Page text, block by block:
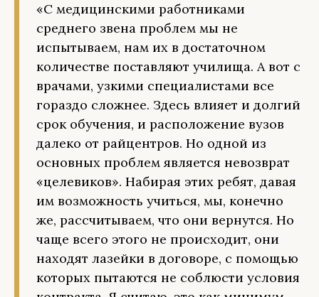
«С медицинскими работниками
среднего звена проблем мы не
испытываем, нам их в достаточном
количестве поставляют училища. А вот с
врачами, узкими специалистами все
гораздо сложнее. Здесь влияет и долгий
срок обучения, и расположение вузов
далеко от райцентров. Но одной из
основных проблем является невозврат
«целевиков». Набирая этих ребят, давая
им возможность учиться, мы, конечно
же, рассчитываем, что они вернутся. Но
чаще всего этого не происходит, они
находят лазейки в договоре, с помощью
которых пытаются не соблюсти условия